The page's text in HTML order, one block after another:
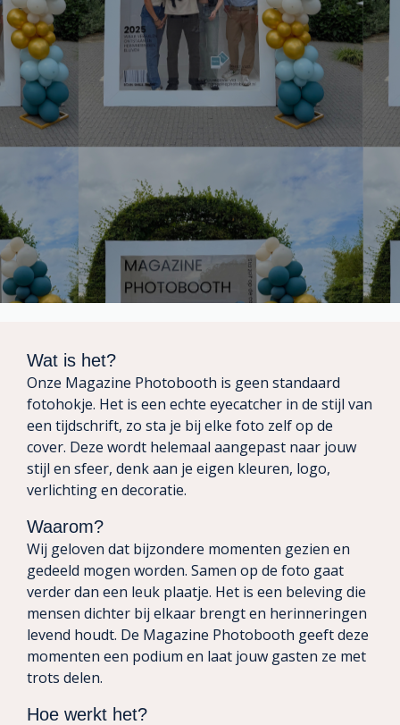
Wat is het?
Onze Magazine Photobooth is geen standaard
fotohokje. Het is een echte eyecatcher in de stijl van
een tijdschrift, zo sta je bij elke foto zelf op de
cover. Deze wordt helemaal aangepast naar jouw
stijl en sfeer, denk aan je eigen kleuren, logo,
verlichting en decoratie.
Waarom?
Wij geloven dat bijzondere momenten gezien en
gedeeld mogen worden. Samen op de foto gaat
verder dan een leuk plaatje. Het is een beleving die
mensen dichter bij elkaar brengt en herinneringen
levend houdt. De Magazine Photobooth geeft deze
momenten een podium en laat jouw gasten ze met
trots delen.
Hoe werkt het?